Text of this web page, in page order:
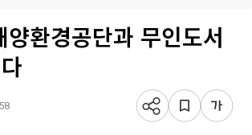
환경공단과 무인도서